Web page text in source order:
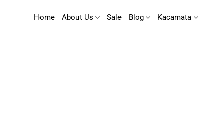
Home About Us Sale Blog Kacamata